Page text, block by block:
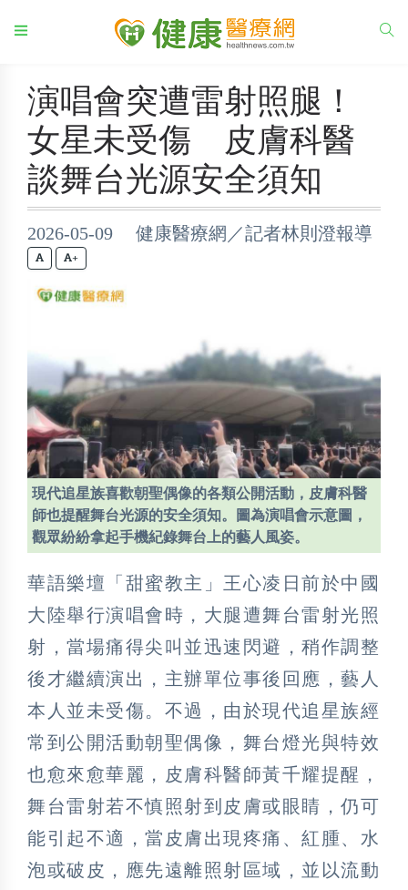
演唱會突遭雷射照腿！
女星未受傷 皮膚科醫
談舞台光源安全須知
2026-05-09 健康醫療網／記者林則澄報導
+
現代追星族喜歡朝聖偶像的各類公開活動，皮膚科醫
師也提醒舞台光源的安全須知。圖為演唱會示意圖，
觀眾紛紛拿起手機紀錄舞台上的藝人風姿。
華語樂壇「甜蜜教主」王心凌日前於中國
大陸舉行演唱會時，大腿遭舞台雷射光照
射，當場痛得尖叫並迅速閃避，稍作調整
後才繼續演出，主辦單位事後回應，藝人
本人並未受傷。不過，由於現代追星族經
常到公開活動朝聖偶像，舞台燈光與特效
也愈來愈華麗，皮膚科醫師黃千耀提醒，
舞台雷射若不慎照射到皮膚或眼睛，仍可
能引起不適，當皮膚出現疼痛、紅腫、水
泡或破皮，應先遠離照射區域，並以流動